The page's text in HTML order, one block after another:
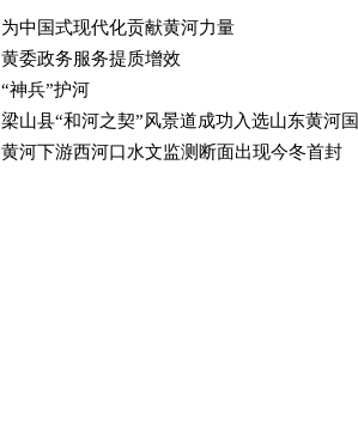
为中国式现代化贡献黄河力量
黄委政务服务提质增效
“神兵”护河
梁山县“和河之契”风景道成功入选山东黄河
黄河下游西河口水文监测断面出现今冬首封